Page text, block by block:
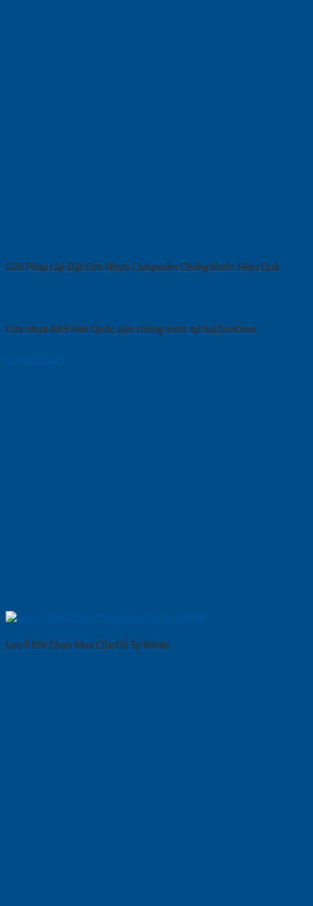
Giải Pháp Lắp Đặt Cửa Nhựa Composite Chống Nước Hiệu Quả
Cửa nhựa ABS Hàn Quốc siêu chống nước tại SaiGonDoor
09/12/2024
Lưu Ý Khi Chọn Mua Cửa Gỗ Tự Nhiên